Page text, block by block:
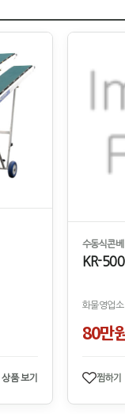
상품 보기
수동식콘
KR-
화물영업
80만
찜하기